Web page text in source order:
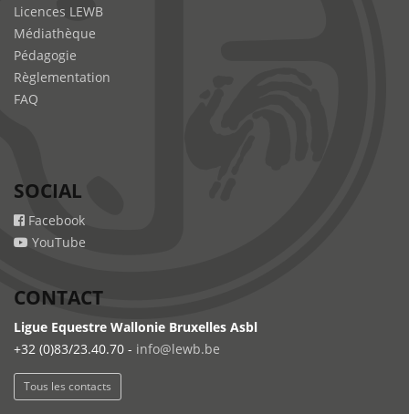
Licences LEWB
Médiathèque
Pédagogie
Règlementation
FAQ
SOCIAL
Facebook
YouTube
CONTACT
Ligue Equestre Wallonie Bruxelles Asbl
+32 (0)83/23.40.70 - info@lewb.be
Tous les contacts